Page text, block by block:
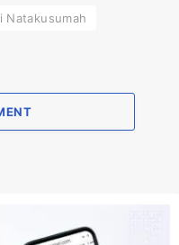
Natakusumah